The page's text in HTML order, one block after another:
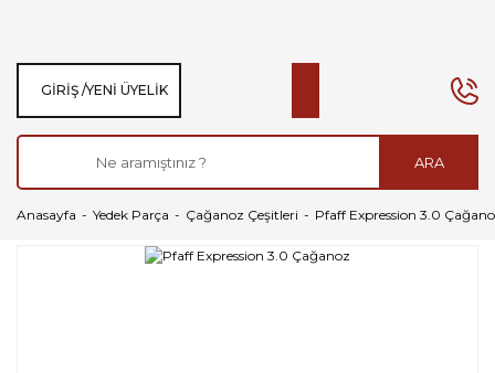
ARA
GIRIŞ /YENI ÜYELIK
Anasayfa Yedek Parça Çağanoz Çeşitleri Pfaff Expression 3.0